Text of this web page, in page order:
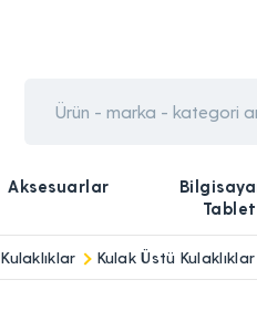
Aksesuarlar
Tablet
Kulaklıklar Kulak Üstü Kulaklıklar